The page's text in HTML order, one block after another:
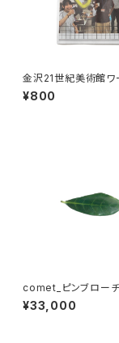
金沢21世紀美術館ワ
プ・アーカイブブッ
24
¥800
comet_ピンブロー
¥33,000